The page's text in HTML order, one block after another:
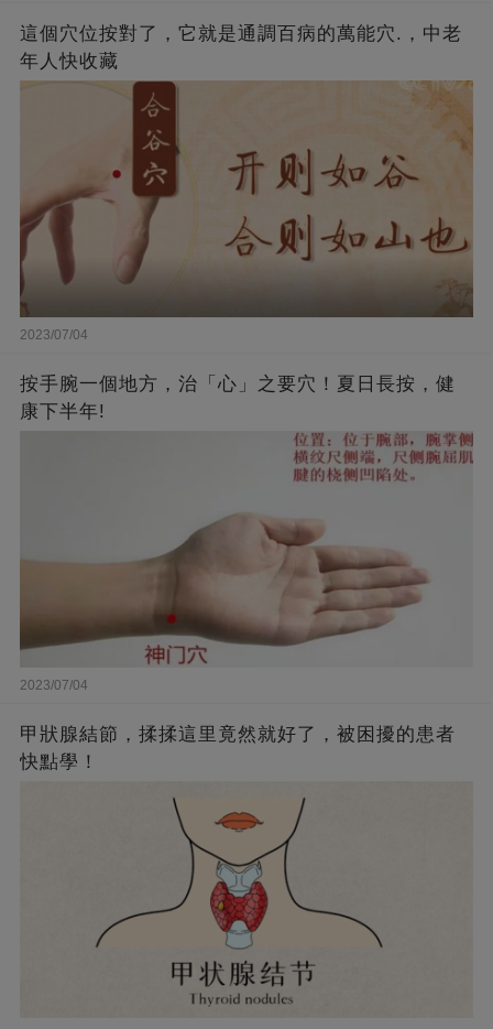
這個穴位按對了，它就是通調百病的萬能穴.，中老
年人快收藏
2023/07/04
按手腕一個地方，治「心」之要穴！夏日長按，健
康下半年!
2023/07/04
甲狀腺結節，揉揉這里竟然就好了，被困擾的患者
快點學！